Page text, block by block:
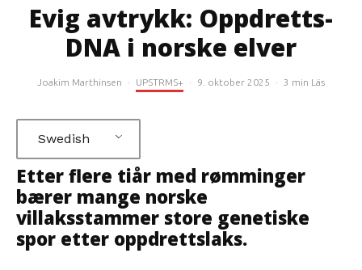
Evig avtrykk: Oppdretts-
DNA i norske elver
Joakim Marthinsen · UPSTRMS+ · 9. oktober 2025 · 3 min Läs
Swedish
Etter flere tiår med rømminger
bærer mange norske
villaksstammer store genetiske
spor etter oppdrettslaks.